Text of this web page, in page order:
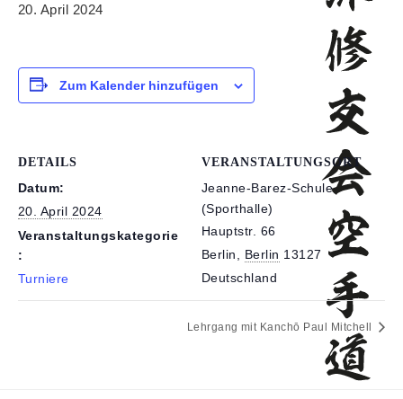
20. April 2024
Zum Kalender hinzufügen
DETAILS
Datum:
20. April 2024
Veranstaltungskategorie
:
Turniere
VERANSTALTUNGSORT
Jeanne-Barez-Schule
(Sporthalle)
Hauptstr. 66
Berlin
Berlin 13127
Deutschland
Lehrgang mit Kanchō Paul Mitchell